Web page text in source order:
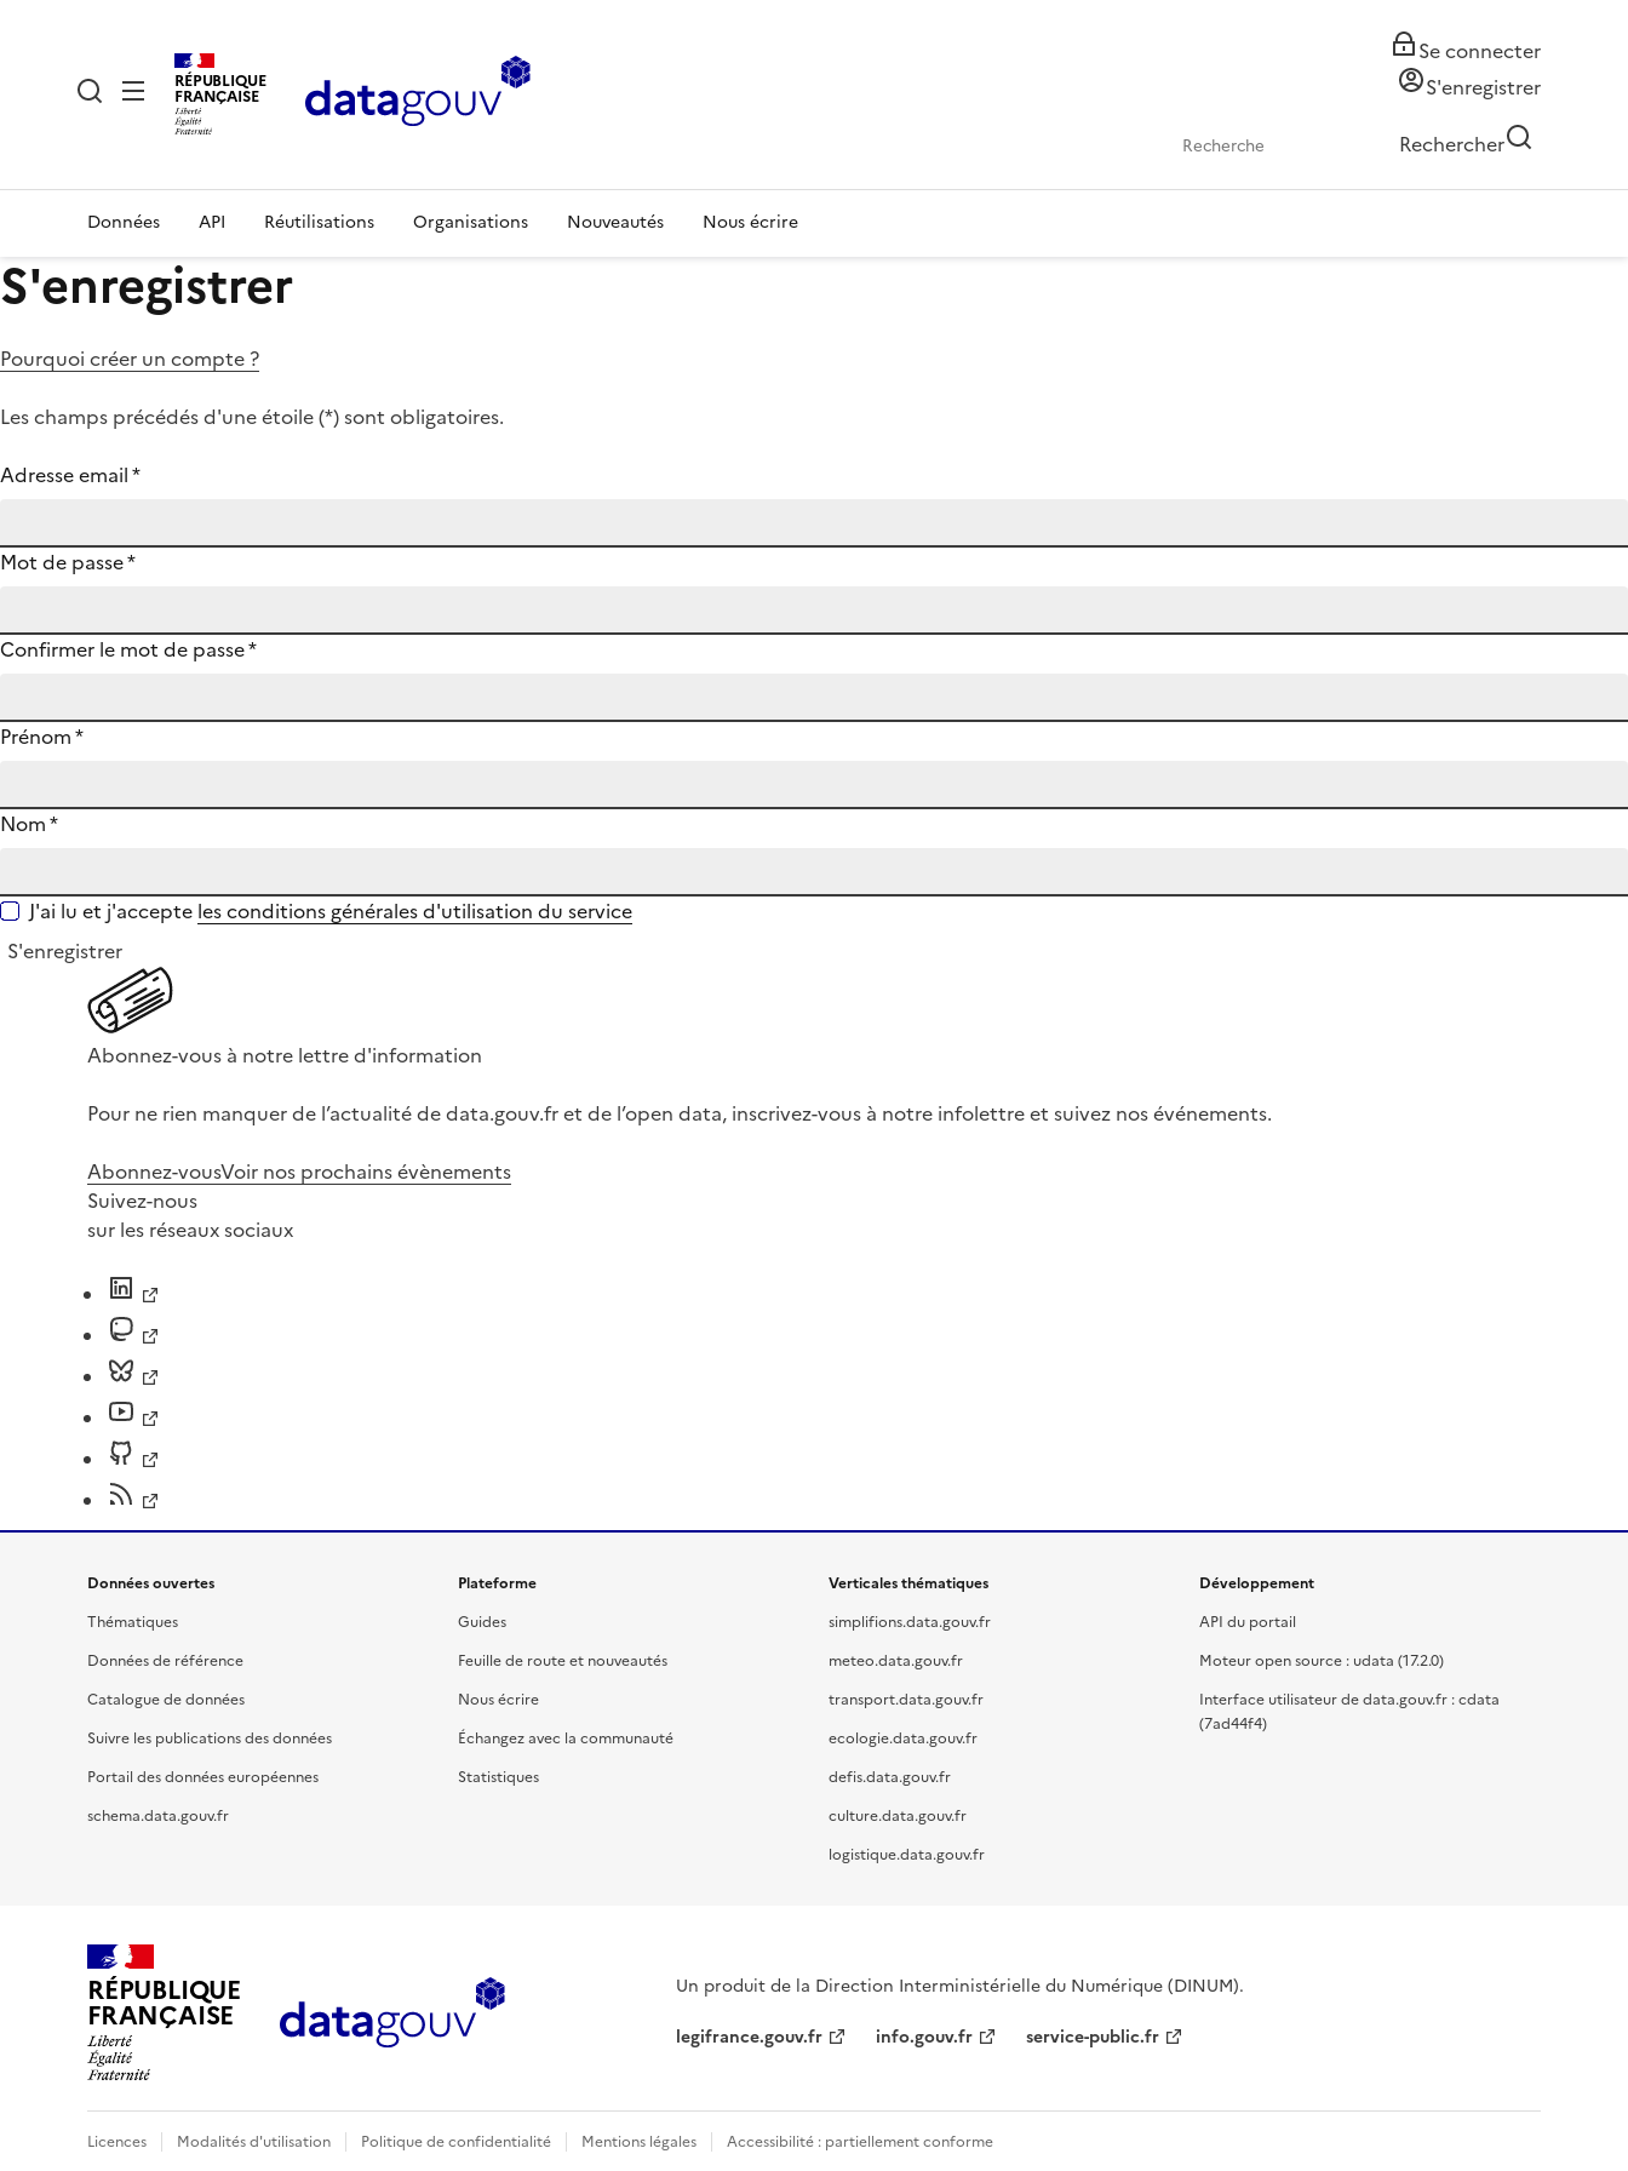
RÉPUBLIQUE
FRANÇAISE
Se connecter
S'enregistrer
Rechercher
Données API Réutilisations Organisations Nouveautés Nous écrire
S'enregistrer
Pourquoi créer un compte ?
Les champs précédés d'une étoile (*) sont obligatoires.
Adresse email*
Mot de passe*
Confirmer le mot de passe*
Prénom*
Nom*
J'ai lu et j'accepte les conditions générales d'utilisation du service
S'enregistrer
Abonnez-vous à notre lettre d'information
Pour ne rien manquer de l’actualité de data.gouv.fr et de l’open data, inscrivez-vous à notre infolettre et suivez nos événements.
Abonnez-vousVoir nos prochains évènements
Suivez-nous
sur les réseaux sociaux
Données ouvertes
Thématiques
Données de référence
Catalogue de données
Suivre les publications des données
Portail des données européennes
schema.data.gouv.fr
Plateforme
Guides
Feuille de route et nouveautés
Nous écrire
Échangez avec la communauté
Statistiques
Verticales thématiques
simplifions.data.gouv.fr
meteo.data.gouv.fr
transport.data.gouv.fr
ecologie.data.gouv.fr
defis.data.gouv.fr
culture.data.gouv.fr
logistique.data.gouv.fr
Développement
API du portail
Moteur open source : udata (17.2.0)
Interface utilisateur de data.gouv.fr : cdata
(7ad44f4)
RÉPUBLIQUE
FRANÇAISE
Un produit de la Direction Interministérielle du Numérique (DINUM).
legifrance.gouv.fr
info.gouv.fr service-public.fr
Licences Modalités d'utilisation Politique de confidentialité Mentions légales Accessibilité : partiellement conforme